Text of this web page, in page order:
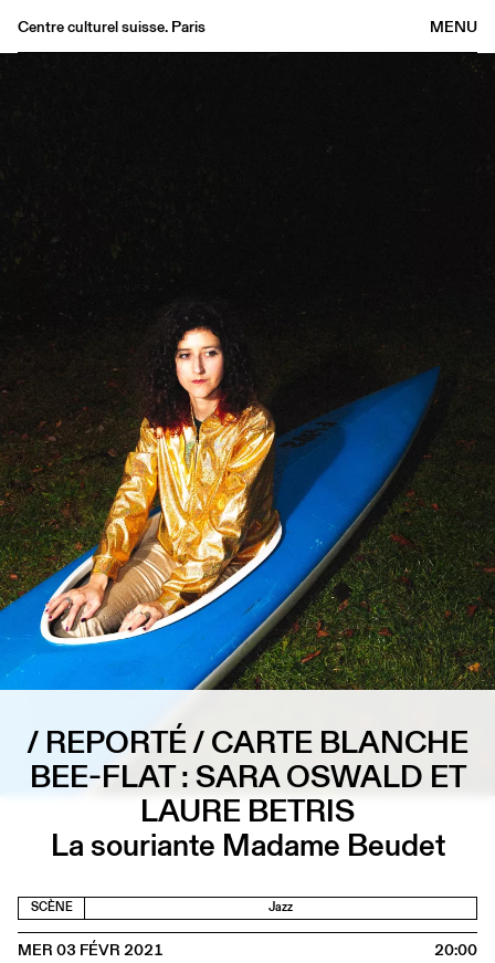
MENU
Centre culturel suisse. Paris
Éditions
Informations
FR
EN
/ REPORTÉ / CARTE BLANCHE
BEE-FLAT : SARA OSWALD ET
LAURE BETRIS
La souriante Madame Beudet
SCÈNE Jazz
MER 03 FÉVR 2021
20:00